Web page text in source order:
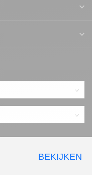
BEKIJKEN